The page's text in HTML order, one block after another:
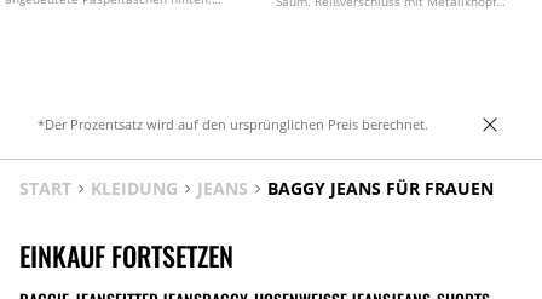
*Der Prozentsatz wird auf den ursprünglichen Preis berechnet.
START KLEIDUNG JEANS BAGGY JEANS FÜR FRAUEN
EINKAUF FORTSETZEN